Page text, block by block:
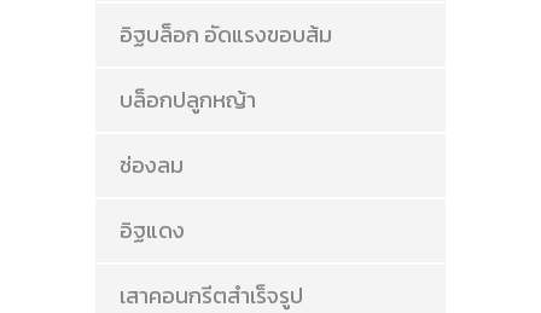
อิฐบล็อก อัดแรงขอบส้ม
บล็อกปลูกหญ้า
ช่องลม
อิฐแดง
เสาคอนกรีตสำเร็จรูป